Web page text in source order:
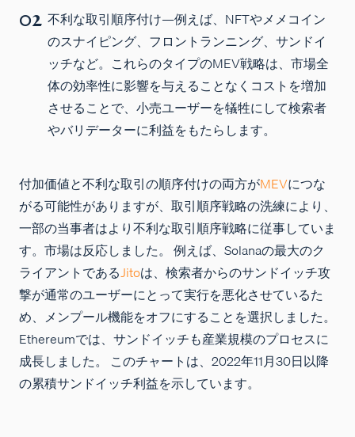
不利な取引順序付け—例えば、NFTやメメコイン
のスナイピング、フロントランニング、サンドイ
ッチなど。これらのタイプのMEV戦略は、市場全
体の効率性に影響を与えることなくコストを増加
させることで、小売ユーザーを犠牲にして検索者
やバリデーターに利益をもたらします。
付加価値と不利な取引の順序付けの両方がMEVにつな
がる可能性がありますが、取引順序戦略の洗練により、
一部の当事者はより不利な取引順序戦略に従事していま
す。市場は反応しました。 例えば、Solanaの最大のク
ライアントであるJitoは、検索者からのサンドイッチ攻
撃が通常のユーザーにとって実行を悪化させているた
め、メンプール機能をオフにすることを選択しました。
Ethereumでは、サンドイッチも産業規模のプロセスに
成長しました。 このチャートは、2022年11月30日以降
の累積サンドイッチ利益を示しています。